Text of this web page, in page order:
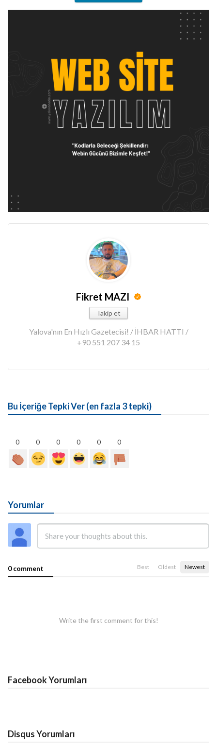
Fikret MAZI
Takip et
Yalova'nın En Hızlı Gazetecisi! / İHBAR HATTI /
+90 551 207 34 15
Bu İçeriğe Tepki Ver (en fazla 3 tepki)
0 0 0 0 0 0
Yorumlar
0 comment Best Oldest Newest
Write the first comment for this!
Facebook Yorumları
Disqus Yorumları